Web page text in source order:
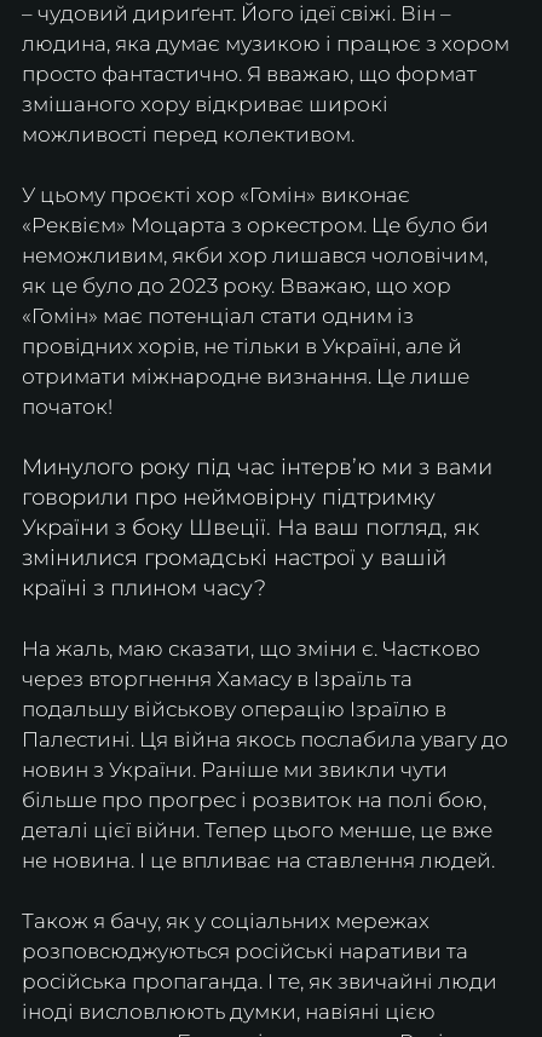
– чудовий дириґент. Його ідеї свіжі. Він –
людина, яка думає музикою і працює з хором
просто фантастично. Я вважаю, що формат
змішаного хору відкриває широкі
можливості перед колективом.
У цьому проєкті хор «Гомін» виконає
«Реквієм» Моцарта з оркестром. Це було би
неможливим, якби хор лишався чоловічим,
як це було до 2023 року. Вважаю, що хор
«Гомін» має потенціал стати одним із
провідних хорів, не тільки в Україні, але й
отримати міжнародне визнання. Це лише
початок!
Минулого року під час інтервʼю ми з вами
говорили про неймовірну підтримку
України з боку Швеції. На ваш погляд, як
змінилися громадські настрої у вашій
країні з плином часу?
На жаль, маю сказати, що зміни є. Частково
через вторгнення Хамасу в Ізраїль та
подальшу військову операцію Ізраїлю в
Палестині. Ця війна якось послабила увагу до
новин з України. Раніше ми звикли чути
більше про прогрес і розвиток на полі бою,
деталі цієї війни. Тепер цього менше, це вже
не новина. І це впливає на ставлення людей.
Також я бачу, як у соціальних мережах
розповсюджуються російські наративи та
російська пропаганда. І те, як звичайні люди
іноді висловлюють думки, навіяні цією